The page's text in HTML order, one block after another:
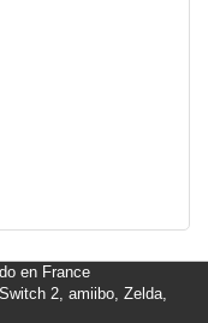
en France
2, amiibo, Zelda,